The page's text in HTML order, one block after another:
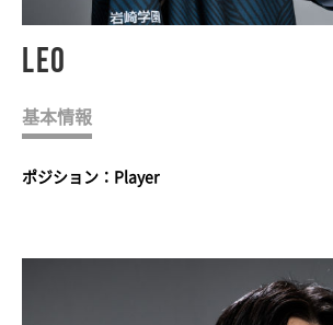
Leo
基本情報
ポジション：Player